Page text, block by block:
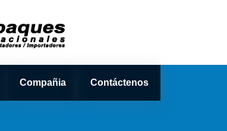
Compañia Contáctenos